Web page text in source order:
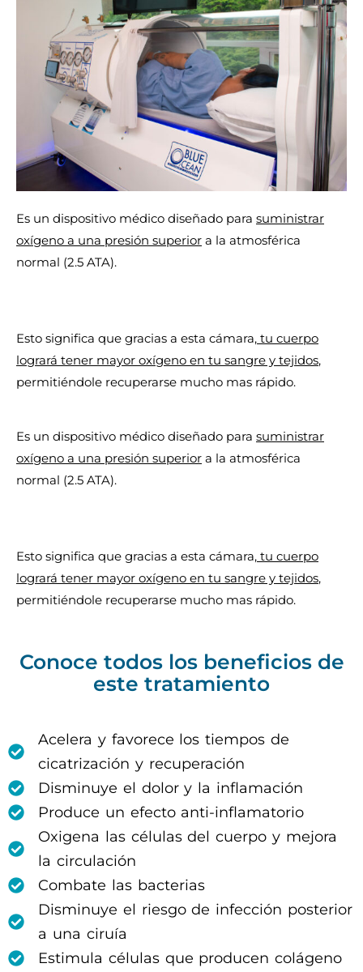
Es un dispositivo médico diseñado para suministrar
oxígeno a una presión superior a la atmosférica
normal (2.5 ATA).
Esto significa que gracias a esta cámara, tu cuerpo
logrará tener mayor oxígeno en tu sangre y tejidos,
permitiéndole recuperarse mucho mas rápido.
Es un dispositivo médico diseñado para suministrar
oxígeno a una presión superior a la atmosférica
normal (2.5 ATA).
Esto significa que gracias a esta cámara, tu cuerpo
logrará tener mayor oxígeno en tu sangre y tejidos,
permitiéndole recuperarse mucho mas rápido.
Conoce todos los beneficios de
este tratamiento
Acelera y favorece los tiempos de
cicatrización y recuperación
Disminuye el dolor y la inflamación
Produce un efecto anti-inflamatorio
Oxigena las células del cuerpo y mejora
la circulación
Combate las bacterias
Disminuye el riesgo de infección posterior
a una ciruía
Estimula células que producen colágeno